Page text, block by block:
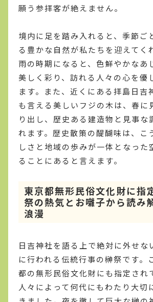
願う参拝客が絶えません。
境内に足を踏み入れると、季節ご
る豊かな自然が私たちを迎えてく
雨の時期になると、色鮮やかなあ
美しく彩り、訪れる人々の心を優
ます。また、近くにある拝島日吉
も言える美しいフジの木は、春に
り出し、歴史ある建造物と見事な
れます。歴史散策の醍醐味は、こ
しさと地域の歩みが一体となった
ることにあると言えます。
東京都無形民俗文化財に指
祭の熱気とお囃子から読み
浪漫
日吉神社を語る上で絶対に外せな
に行われる伝統行事の榊祭です。
都の無形民俗文化財にも指定され
人々によって何代にもわたり大切